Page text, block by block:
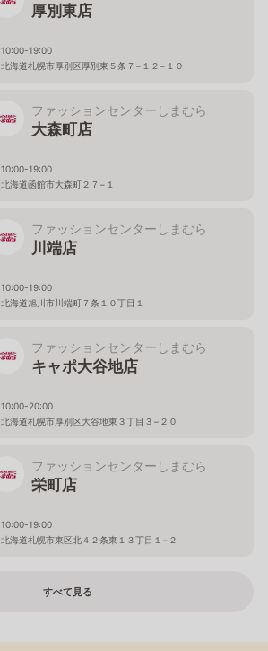
厚別東店
10:00-19:00
北海道札幌市厚別区厚別東５条７−１２−１０
ファッションセンターしまむら
大森町店
10:00-19:00
北海道函館市大森町２７−１
ファッションセンターしまむら
川端店
10:00-19:00
北海道旭川市川端町７条１０丁目１
ファッションセンターしまむら
キャポ大谷地店
10:00-20:00
北海道札幌市厚別区大谷地東３丁目３−２０
ファッションセンターしまむら
栄町店
10:00-19:00
北海道札幌市東区北４２条東１３丁目１−２
すべて見る